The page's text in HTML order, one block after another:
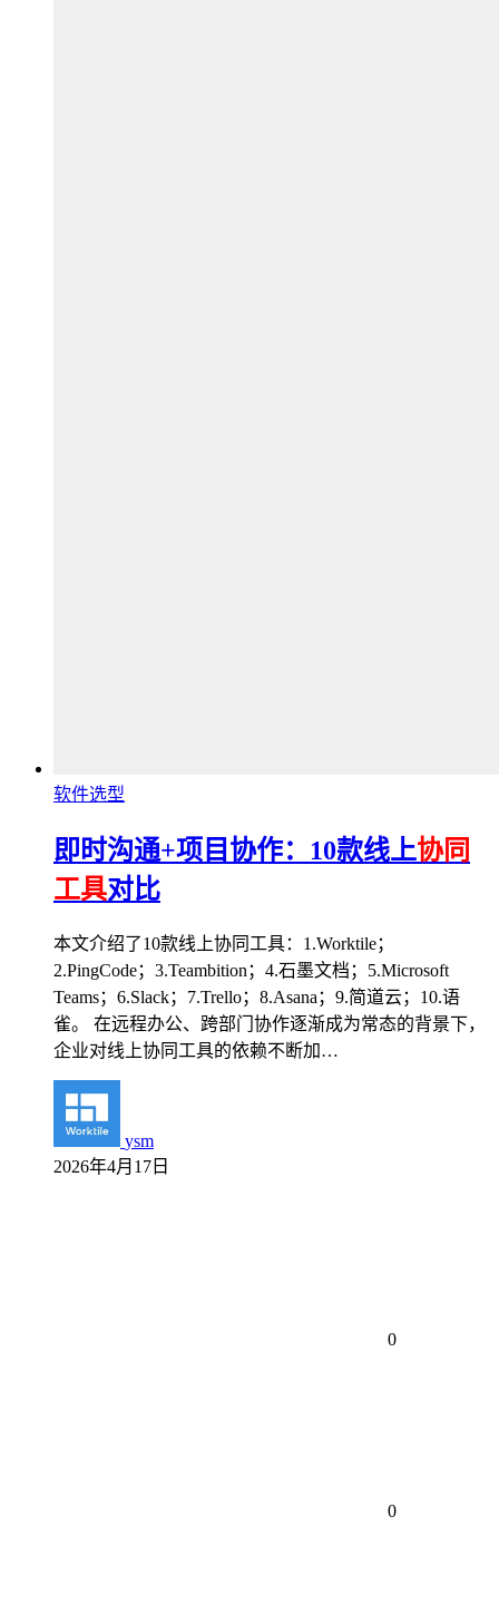
软件选型
即时沟通+项目协作：10款线上协同
工具对比
本文介绍了10款线上协同工具：1.Worktile；
2.PingCode；3.Teambition；4.石墨文档；5.Microsoft
Teams；6.Slack；7.Trello；8.Asana；9.简道云；10.语
雀。 在远程办公、跨部门协作逐渐成为常态的背景下，
企业对线上协同工具的依赖不断加…
ysm
2026年4月17日
0
0